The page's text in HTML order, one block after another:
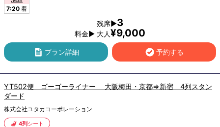
7:20 着
残席▶3
料金▶ 大人¥9,000
プラン詳細 予約する
YT502便 ゴーゴーライナー 大阪梅田・京都⇒新宿 4列スタン
ダード
株式会社ユタカコーポレーション
4列 シート